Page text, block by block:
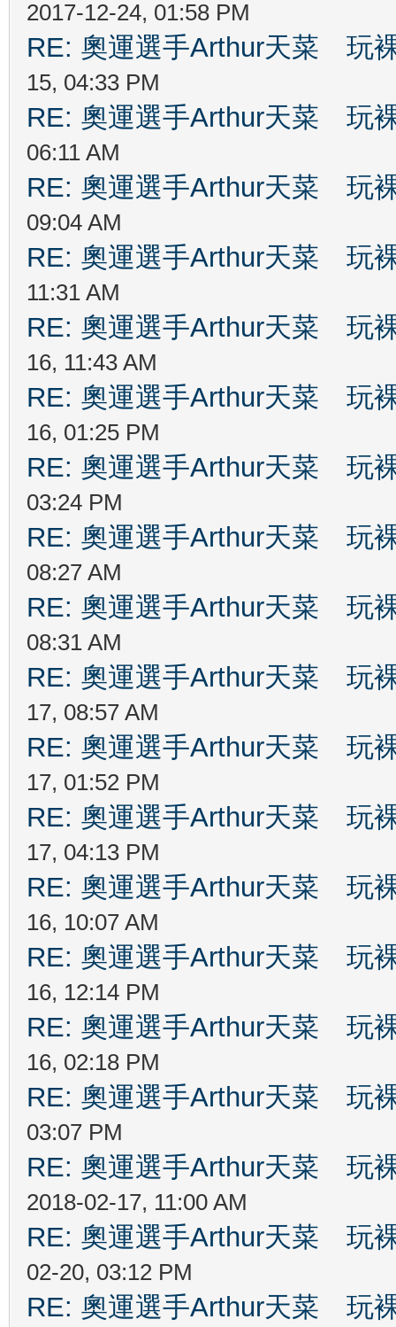
2017-12-24, 01:58 PM
RE: 奧運選手Arthur天菜 玩
15, 04:33 PM
RE: 奧運選手Arthur天菜 玩
06:11 AM
RE: 奧運選手Arthur天菜 玩
09:04 AM
RE: 奧運選手Arthur天菜 玩
11:31 AM
RE: 奧運選手Arthur天菜 玩
16, 11:43 AM
RE: 奧運選手Arthur天菜 玩
16, 01:25 PM
RE: 奧運選手Arthur天菜 玩
03:24 PM
RE: 奧運選手Arthur天菜 玩
08:27 AM
RE: 奧運選手Arthur天菜 玩
08:31 AM
RE: 奧運選手Arthur天菜 玩
17, 08:57 AM
RE: 奧運選手Arthur天菜 玩
17, 01:52 PM
RE: 奧運選手Arthur天菜 玩
17, 04:13 PM
RE: 奧運選手Arthur天菜 玩
16, 10:07 AM
RE: 奧運選手Arthur天菜 玩
16, 12:14 PM
RE: 奧運選手Arthur天菜 玩
16, 02:18 PM
RE: 奧運選手Arthur天菜 玩
03:07 PM
RE: 奧運選手Arthur天菜 玩
2018-02-17, 11:00 AM
RE: 奧運選手Arthur天菜 玩
02-20, 03:12 PM
RE: 奧運選手Arthur天菜 玩